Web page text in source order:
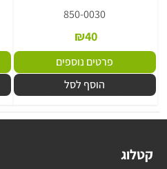
850-0030
₪40
פרטים נוספים
הוסף לסל
קטלוג